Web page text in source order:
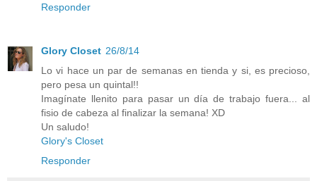
Responder
Glory Closet 26/8/14
Lo vi hace un par de semanas en tienda y si, es precioso,
pero pesa un quintal!!
Imagínate llenito para pasar un día de trabajo fuera... al
fisio de cabeza al finalizar la semana! XD
Un saludo!
Glory's Closet
Responder